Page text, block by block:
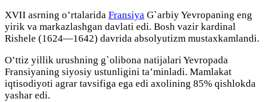
XVII asrning o’rtalarida Fransiya G`arbiy Yevropaning eng
yirik va markazlashgan davlati edi. Bosh vazir kardinal
Rishele (1624—1642) davrida absolyutizm mustaxkamlandi.
O’ttiz yillik urushning g`olibona natijalari Yevropada
Fransiyaning siyosiy ustunligini ta’minladi. Mamlakat
iqtisodiyoti agrar tavsifiga ega edi axolining 85% qishlokda
yashar edi.